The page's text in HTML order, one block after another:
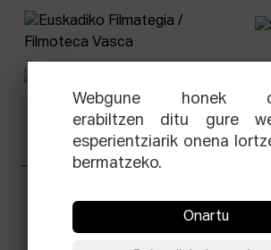
Webgune honek
erabiltzen ditu gure
esperientziarik onena
bermatzeko.
Onartu